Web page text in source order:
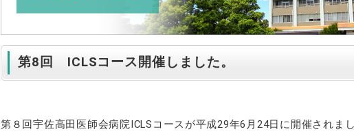
第8回 ICLSコース開催しました。
第８回宇佐高田医師会病院ICLSコースが平成29年6月24日に開催されまし